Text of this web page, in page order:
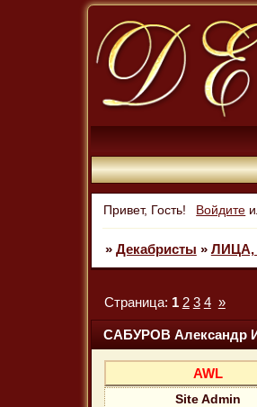
Привет, Гость! Войдите
» Декабристы »
САБУРОВ Александр
Страница: 1 2 3 4 »
AWL
Site Admin